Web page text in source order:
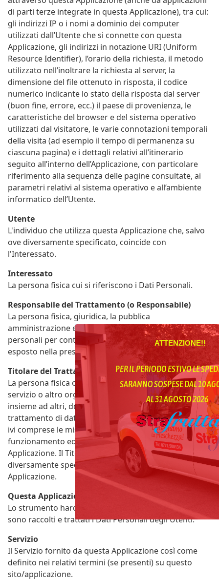
ATTENZIONE!!
PER IL PERIODO ESTIVO LE
SARANNO SOSPESE DAL 10
AL 31 AGOSTO 2026
di parti terze integrate in questa Applicazione), tra cui:
gli indirizzi IP o i nomi a dominio dei computer
utilizzati dall’Utente che si connette con questa
Applicazione, gli indirizzi in notazione URI (Uniform
Resource Identifier), l’orario della richiesta, il metodo
utilizzato nell’inoltrare la richiesta al server, la
dimensione del file ottenuto in risposta, il codice
numerico indicante lo stato della risposta dal server
(buon fine, errore, ecc.) il paese di provenienza, le
caratteristiche del browser e del sistema operativo
utilizzati dal visitatore, le varie connotazioni temporali
della visita (ad esempio il tempo di permanenza su
ciascuna pagina) e i dettagli relativi all’itinerario
seguito all’interno dell’Applicazione, con particolare
riferimento alla sequenza delle pagine consultate, ai
parametri relativi al sistema operativo e all’ambiente
informatico dell’Utente.
Utente
L'individuo che utilizza questa Applicazione che, salvo
ove diversamente specificato, coincide con
l'Interessato.
Interessato
La persona fisica cui si riferiscono i Dati Personali.
Responsabile del Trattamento (o Responsabile)
La persona fisica, giuridica, la pubblica
amministrazione e qualsiasi altro ente che tratta dati
personali per conto del Titolare, secondo quanto
esposto nella presente privacy policy.
Titolare del Trattamento (o Titolare)
La persona fisica o giuridica, l'autorità pubblica, il
servizio o altro organismo che, singolarmente o
insieme ad altri, determina le finalità e i mezzi del
trattamento di dati personali e gli strumenti adottati,
ivi comprese le misure di sicurezza relative al
funzionamento ed alla fruizione di questa
Applicazione. Il Titolare del Trattamento, salvo quanto
diversamente specificato, è il titolare di questa
Applicazione.
Questa Applicazione
Lo strumento hardware o software mediante il quale
sono raccolti e trattati i Dati Personali degli Utenti.
Servizio
Il Servizio fornito da questa Applicazione così come
definito nei relativi termini (se presenti) su questo
sito/applicazione.